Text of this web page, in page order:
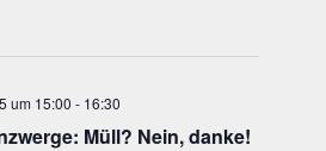
Müll? Nein, danke!
um 15:00 - 16:30